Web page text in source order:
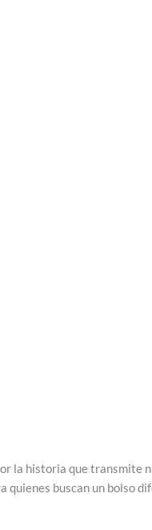
la historia que transmite
quienes buscan un bolso